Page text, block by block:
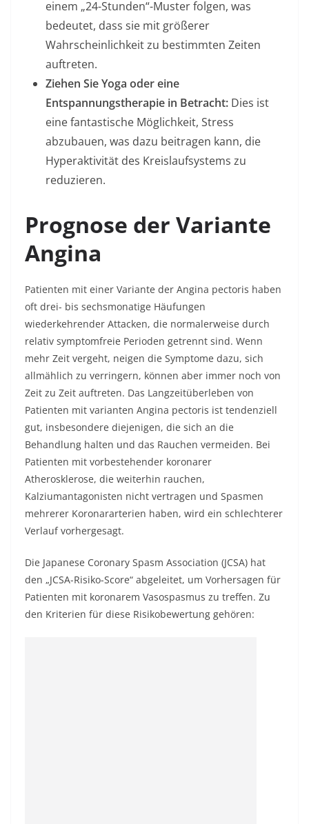
einem „24-Stunden“-Muster folgen, was
bedeutet, dass sie mit größerer
Wahrscheinlichkeit zu bestimmten Zeiten
auftreten.
Ziehen Sie Yoga oder eine
Entspannungstherapie in Betracht: Dies ist
eine fantastische Möglichkeit, Stress
abzubauen, was dazu beitragen kann, die
Hyperaktivität des Kreislaufsystems zu
reduzieren.
Prognose der Variante
Angina
Patienten mit einer Variante der Angina pectoris haben
oft drei- bis sechsmonatige Häufungen
wiederkehrender Attacken, die normalerweise durch
relativ symptomfreie Perioden getrennt sind. Wenn
mehr Zeit vergeht, neigen die Symptome dazu, sich
allmählich zu verringern, können aber immer noch von
Zeit zu Zeit auftreten. Das Langzeitüberleben von
Patienten mit varianten Angina pectoris ist tendenziell
gut, insbesondere diejenigen, die sich an die
Behandlung halten und das Rauchen vermeiden. Bei
Patienten mit vorbestehender koronarer
Atherosklerose, die weiterhin rauchen,
Kalziumantagonisten nicht vertragen und Spasmen
mehrerer Koronararterien haben, wird ein schlechterer
Verlauf vorhergesagt.
Die Japanese Coronary Spasm Association (JCSA) hat
den „JCSA-Risiko-Score“ abgeleitet, um Vorhersagen für
Patienten mit koronarem Vasospasmus zu treffen. Zu
den Kriterien für diese Risikobewertung gehören: